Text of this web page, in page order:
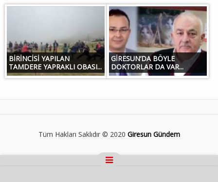
BİRİNCİSİ YAPILAN
TAMDERE YAPRAKLI OBASI...
GİRESUN’DA BÖYLE
DOKTORLAR DA VAR...
Tüm Hakları Saklıdır © 2020 Giresun Gündem